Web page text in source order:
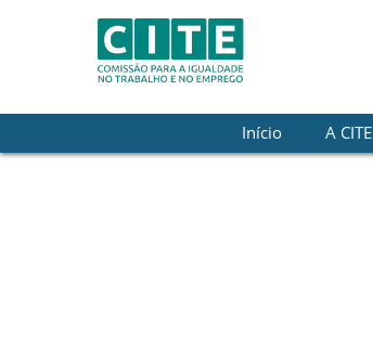
Início A CITE